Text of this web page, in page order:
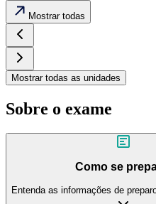
Mostrar todas
Mostrar todas as unidades
Sobre o exame
Como se
Entenda as informações de